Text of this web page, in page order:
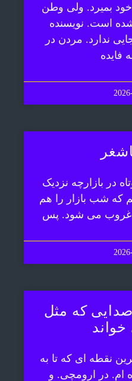
خود بمیرد. ولی وطن
شده است. نویسنده
ندارد. مردن در
فایده
در بازارچه نزدیک
که شب بازار را هم
که مثل
نقطه ای که تا به
ام. در ارومچی. و